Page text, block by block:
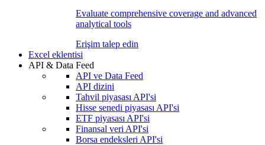
Evaluate comprehensive coverage and advanced
analytical tools
Erişim talep edin
Excel eklentisi
API & Data Feed
API ve Data Feed
API dizini
Tahvil piyasası API'si
Hisse senedi piyasası API'si
ETF piyasası API'si
Finansal veri API'si
Borsa endeksleri API'si